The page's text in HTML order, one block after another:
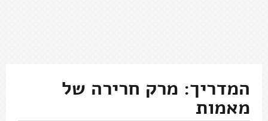
המדריך: מרק חרירה של
מאמות